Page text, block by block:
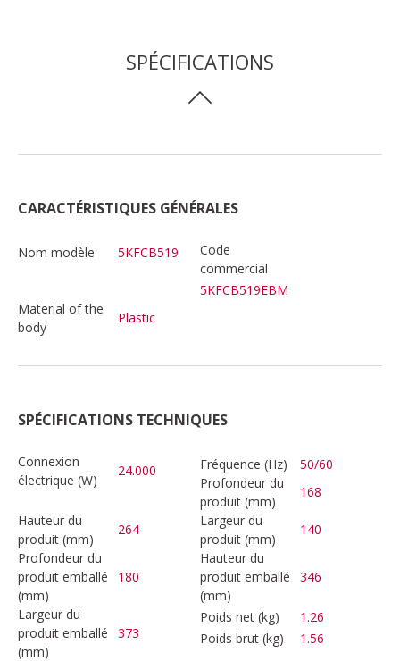
SPÉCIFICATIONS
CARACTÉRISTIQUES GÉNÉRALES
Nom modèle 5KFCB519
Code
commercial
5KFCB519EBM
Material of the
body
Plastic
SPÉCIFICATIONS TECHNIQUES
Connexion
électrique (W)
24.000 Fréquence (Hz)
50/60
Profondeur du
produit (mm)
168
Hauteur du
produit (mm)
264
Largeur du
produit (mm)
140
Profondeur du
produit emballé
(mm)
180
Hauteur du
produit emballé
(mm)
346
Largeur du
produit emballé
(mm)
373
Poids net (kg)
1.26
Poids brut (kg)
1.56